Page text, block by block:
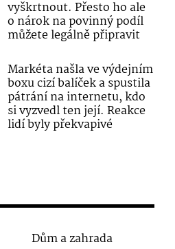
vyškrtnout. Přesto ho ale
o nárok na povinný podíl
můžete legálně připravit
Markéta našla ve výdejním
boxu cizí balíček a spustila
pátrání na internetu, kdo
si vyzvedl ten její. Reakce
lidí byly překvapivé
Dům a zahrada